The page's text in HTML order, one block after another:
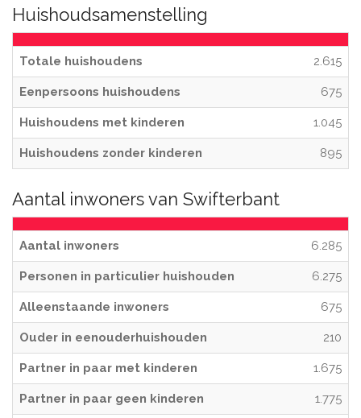
Huishoudsamenstelling
Totale huishoudens 2.615
Eenpersoons huishoudens 675
Huishoudens met kinderen 1.045
Huishoudens zonder kinderen 895
Aantal inwoners van Swifterbant
Aantal inwoners 6.285
Personen in particulier huishouden 6.275
Alleenstaande inwoners 675
Ouder in eenouderhuishouden 210
Partner in paar met kinderen 1.675
Partner in paar geen kinderen 1.775